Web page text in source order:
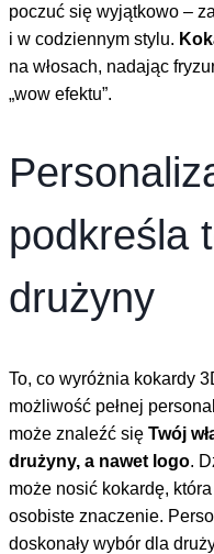
poczuć się wyjątkowo –
i w codziennym stylu.
na włosach, nadając
„wow efektu”.
podkreśla
drużyny
To, co wyróżnia kokardy
możliwość pełnej
może znaleźć się Twój
drużyny, a nawet logo.
może nosić kokardę,
osobiste znaczenie.
doskonały wybór dla